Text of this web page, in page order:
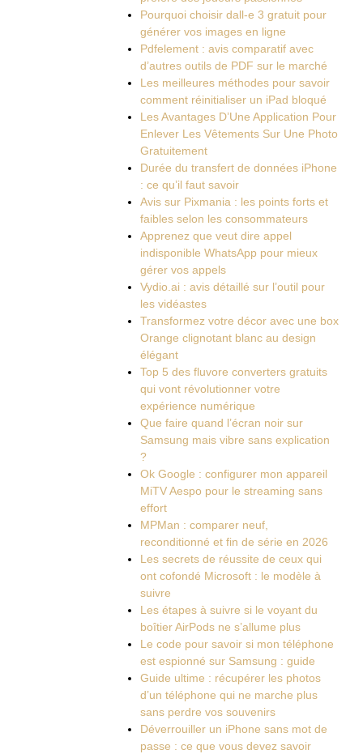
Pourquoi choisir dall-e 3 gratuit pour
générer vos images en ligne
Pdfelement : avis comparatif avec
d’autres outils de PDF sur le marché
Les meilleures méthodes pour savoir
comment réinitialiser un iPad bloqué
Les Avantages D’Une Application Pour
Enlever Les Vêtements Sur Une Photo
Gratuitement
Durée du transfert de données iPhone
: ce qu’il faut savoir
Avis sur Pixmania : les points forts et
faibles selon les consommateurs
Apprenez que veut dire appel
indisponible WhatsApp pour mieux
gérer vos appels
Vydio.ai : avis détaillé sur l’outil pour
les vidéastes
Transformez votre décor avec une box
Orange clignotant blanc au design
élégant
Top 5 des fluvore converters gratuits
qui vont révolutionner votre
expérience numérique
Que faire quand l’écran noir sur
Samsung mais vibre sans explication
?
Ok Google : configurer mon appareil
MiTV Aespo pour le streaming sans
effort
MPMan : comparer neuf,
reconditionné et fin de série en 2026
Les secrets de réussite de ceux qui
ont cofondé Microsoft : le modèle à
suivre
Les étapes à suivre si le voyant du
boîtier AirPods ne s’allume plus
Le code pour savoir si mon téléphone
est espionné sur Samsung : guide
Guide ultime : récupérer les photos
d’un téléphone qui ne marche plus
sans perdre vos souvenirs
Déverrouiller un iPhone sans mot de
passe : ce que vous devez savoir